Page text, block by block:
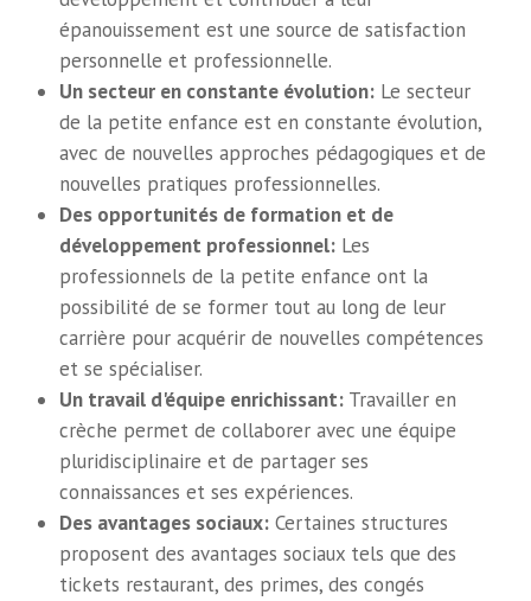
épanouissement est une source de satisfaction
personnelle et professionnelle.
Un secteur en constante évolution: Le secteur
de la petite enfance est en constante évolution,
avec de nouvelles approches pédagogiques et de
nouvelles pratiques professionnelles.
Des opportunités de formation et de
développement professionnel: Les
professionnels de la petite enfance ont la
possibilité de se former tout au long de leur
carrière pour acquérir de nouvelles compétences
et se spécialiser.
Un travail d'équipe enrichissant: Travailler en
crèche permet de collaborer avec une équipe
pluridisciplinaire et de partager ses
connaissances et ses expériences.
Des avantages sociaux: Certaines structures
proposent des avantages sociaux tels que des
tickets restaurant, des primes, des congés